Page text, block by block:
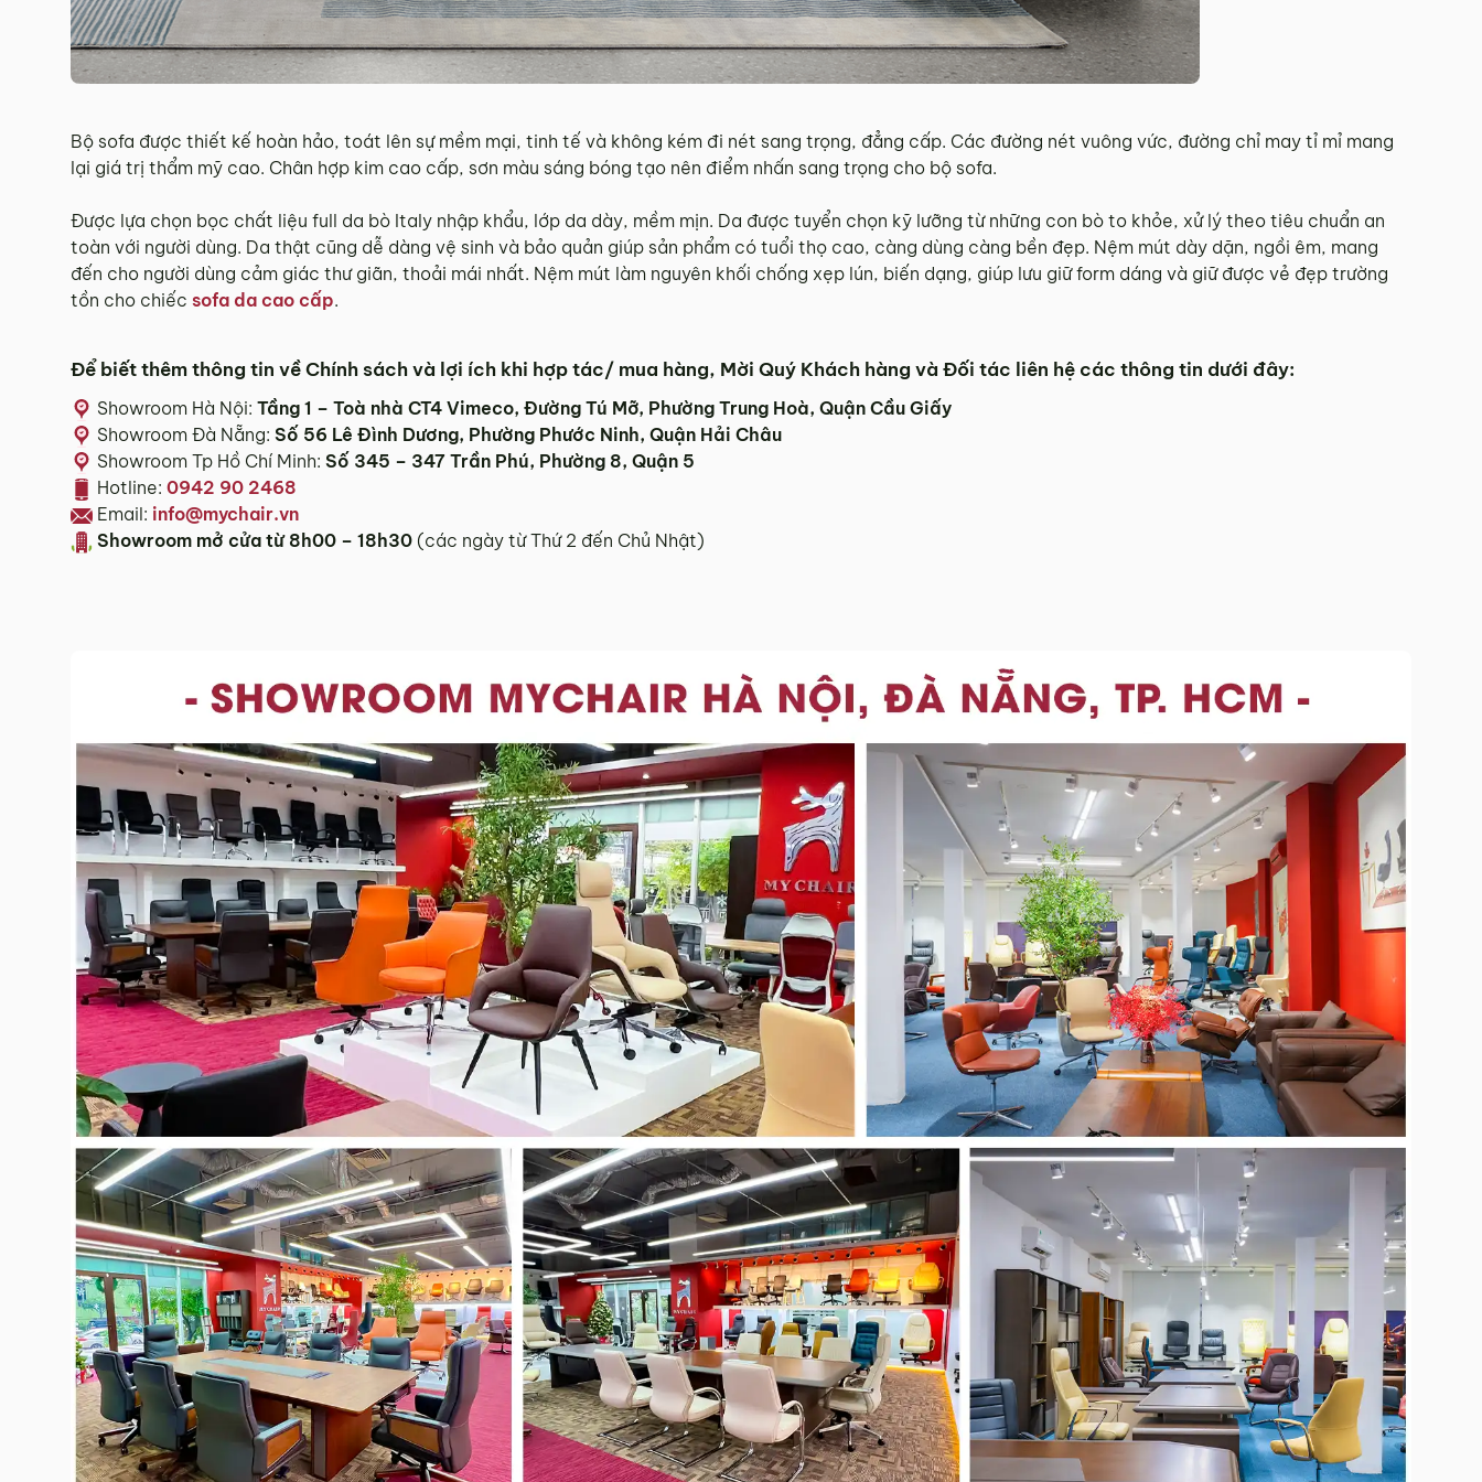
Bộ sofa được thiết kế hoàn hảo, toát lên sự mềm mại, tinh tế và không kém đi nét sang trọng, đẳng cấp. Các đường nét vuông vức, đường chỉ may tỉ mỉ mang
lại giá trị thẩm mỹ cao. Chân hợp kim cao cấp, sơn màu sáng bóng tạo nên điểm nhấn sang trọng cho bộ sofa.
Được lựa chọn bọc chất liệu full da bò Italy nhập khẩu, lớp da dày, mềm mịn. Da được tuyển chọn kỹ lưỡng từ những con bò to khỏe, xử lý theo tiêu chuẩn an
toàn với người dùng. Da thật cũng dễ dàng vệ sinh và bảo quản giúp sản phẩm có tuổi thọ cao, càng dùng càng bền đẹp. Nệm mút dày dặn, ngồi êm, mang
đến cho người dùng cảm giác thư giãn, thoải mái nhất. Nệm mút làm nguyên khối chống xẹp lún, biến dạng, giúp lưu giữ form dáng và giữ được vẻ đẹp trường
tồn cho chiếc sofa da cao cấp.
Để biết thêm thông tin về Chính sách và lợi ích khi hợp tác/ mua hàng, Mời Quý Khách hàng và Đối tác liên hệ các thông tin dưới đây:
Showroom Hà Nội: Tầng 1 – Toà nhà CT4 Vimeco, Đường Tú Mỡ, Phường Trung Hoà, Quận Cầu Giấy
Showroom Đà Nẵng: Số 56 Lê Đình Dương, Phường Phước Ninh, Quận Hải Châu
Showroom Tp Hồ Chí Minh: Số 345 – 347 Trần Phú, Phường 8, Quận 5
Hotline: 0942 90 2468
Email: info@mychair.vn
Showroom mở cửa từ 8h00 – 18h30 (các ngày từ Thứ 2 đến Chủ Nhật)
Hotline: 0942 902 468(Call, Zalo)
Email: info@mychair.vn